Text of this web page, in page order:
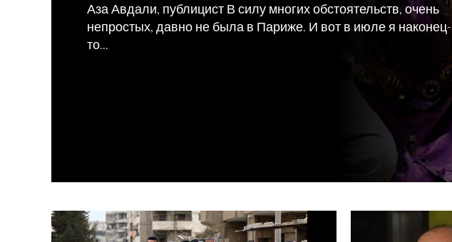
Аза Авдали, публицист В силу многих обстоятельств, очень
непростых, давно не была в Париже. И вот в июле я наконец-
то...